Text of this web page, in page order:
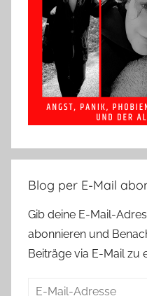
Blog per E-Mail
Gib deine E-Mail-
abonnieren und
Beiträge via E-Mail zu
E-